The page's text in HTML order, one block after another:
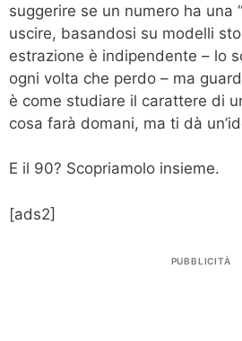
suggerire se un numero ha una
uscire, basandosi su modelli
estrazione è indipendente – lo
ogni volta che perdo – ma
è come studiare il carattere di
cosa farà domani, ma ti dà
E il 90? Scopriamolo insieme.
[ads2]
PUBBLICITÀ